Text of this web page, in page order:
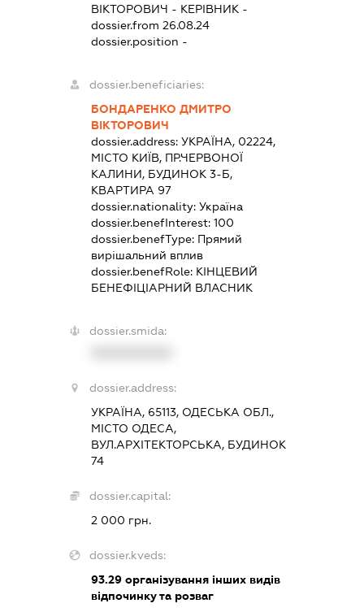
ВІКТОРОВИЧ - КЕРІВНИК -
dossier.from 26.08.24
dossier.position -
dossier.beneficiaries:
БОНДАРЕНКО ДМИТРО
ВІКТОРОВИЧ
dossier.address: УКРАЇНА, 02224,
МІСТО КИЇВ, ПР.ЧЕРВОНОЇ
КАЛИНИ, БУДИНОК 3-Б,
КВАРТИРА 97
dossier.nationality: Україна
dossier.benefInterest: 100
dossier.benefType: Прямий
вирішальний вплив
dossier.benefRole: КІНЦЕВИЙ
БЕНЕФІЦІАРНИЙ ВЛАСНИК
dossier.smida:
dossier.address:
УКРАЇНА, 65113, ОДЕСЬКА ОБЛ.,
МІСТО ОДЕСА,
ВУЛ.АРХІТЕКТОРСЬКА, БУДИНОК
74
dossier.capital:
2 000 грн.
dossier.kveds:
93.29організування інших видів
відпочинку та розваг